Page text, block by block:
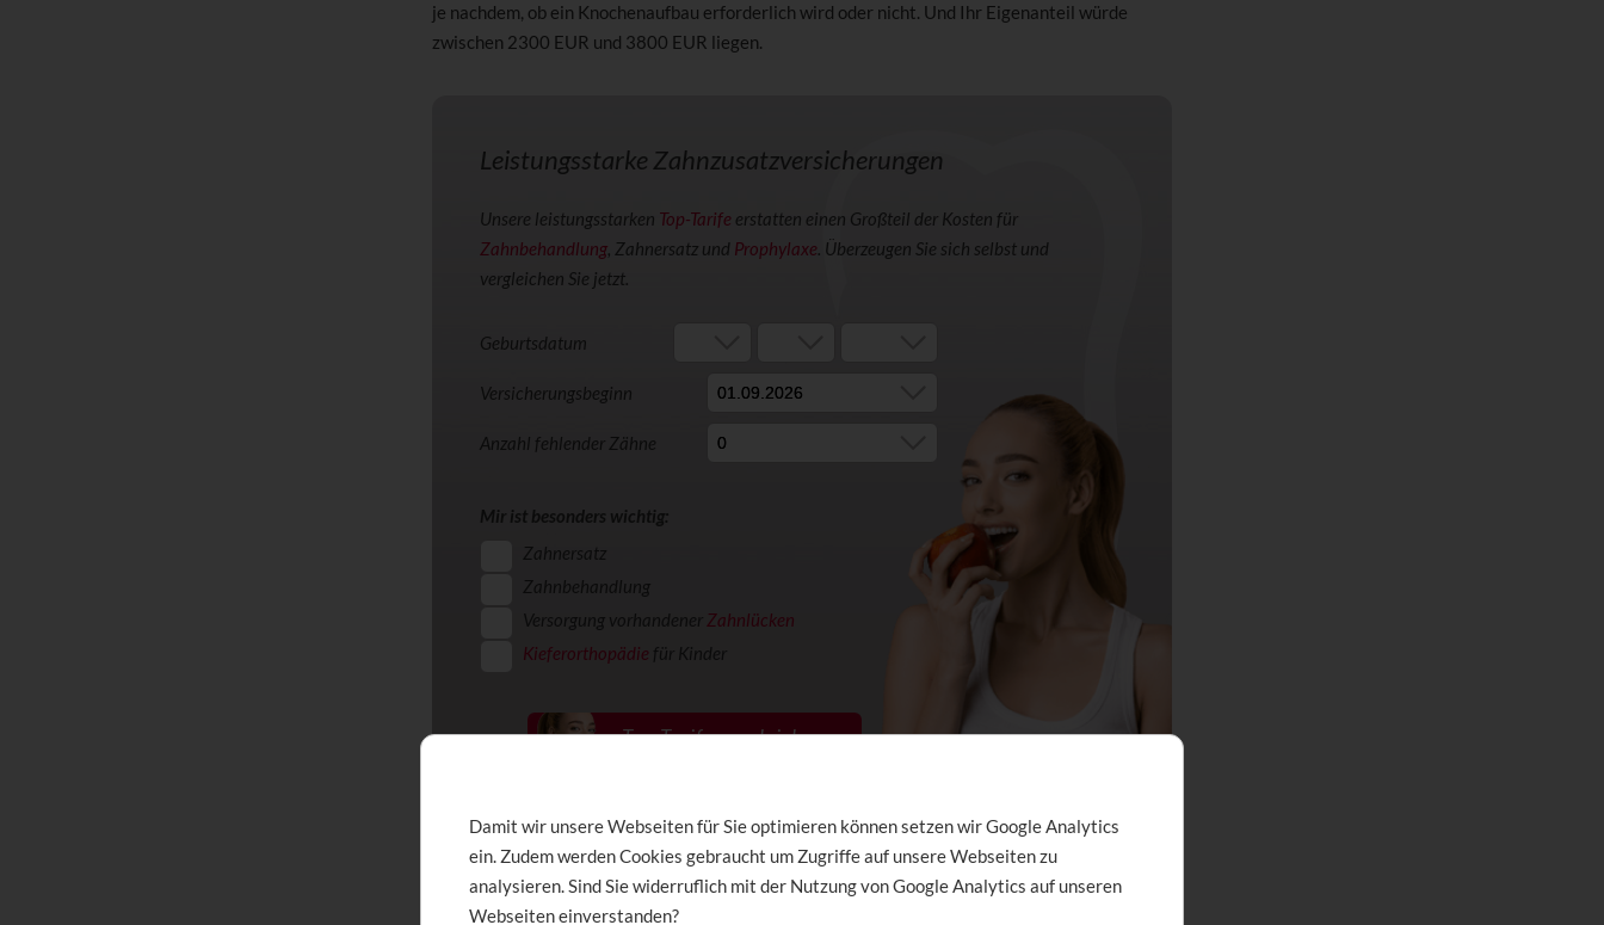
je nachdem, ob ein Knochenaufbau erforderlich wird oder nicht. Und Ihr Eigenanteil würde
zwischen 2300 EUR und 3800 EUR liegen.
Leistungsstarke Zahnzusatzversicherungen
Unsere leistungsstarken Top-Tarife erstatten einen Großteil der Kosten für
Zahnbehandlung , Zahnersatz und Prophylaxe. Überzeugen Sie sich selbst und
vergleichen Sie jetzt.
Geburtsdatum
Versicherungsbeginn
Anzahl fehlender Zähne
Mir ist besonders wichtig:
Zahnersatz
Zahnbehandlung
Versorgung vorhandener Zahnlücken
Kieferorthopädie für Kinder
Festzuschuss orientiert sich an Regelversorgung
Damit wir unsere Webseiten für Sie optimieren können setzen wir Google Analytics
ein. Zudem werden Cookies gebraucht um Zugriffe auf unsere Webseiten zu
analysieren. Sind Sie widerruflich mit der Nutzung von Google Analytics auf unseren
Webseiten einverstanden?